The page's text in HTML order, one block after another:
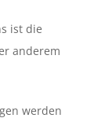
ist die
anderem
werden